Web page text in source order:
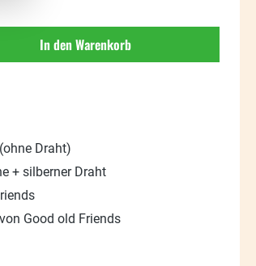
gewünschten Wert ein
In den Warenkorb
Draht)
+ silberner Draht
Good old Friends